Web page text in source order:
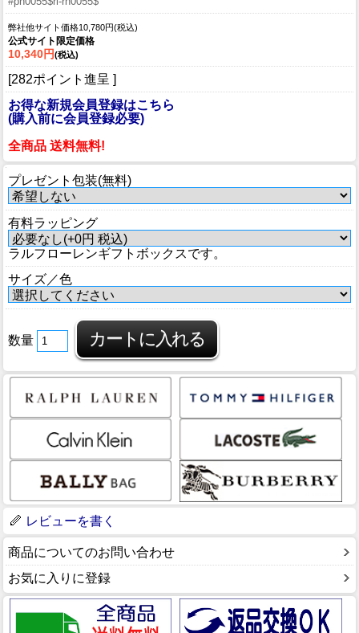
弊社他サイト価格10,780円(税込)
公式サイト限定価格
10,340円(税込)
[282ポイント進呈 ]
お得な新規会員登録はこちら
(購入前に会員登録必要)
全商品 送料無料!
プレゼント包装(無料)
有料ラッピング
ラルフローレンギフトボックスです。
サイズ／色
数量
レビューを書く
商品についてのお問い合わせ
お気に入りに登録